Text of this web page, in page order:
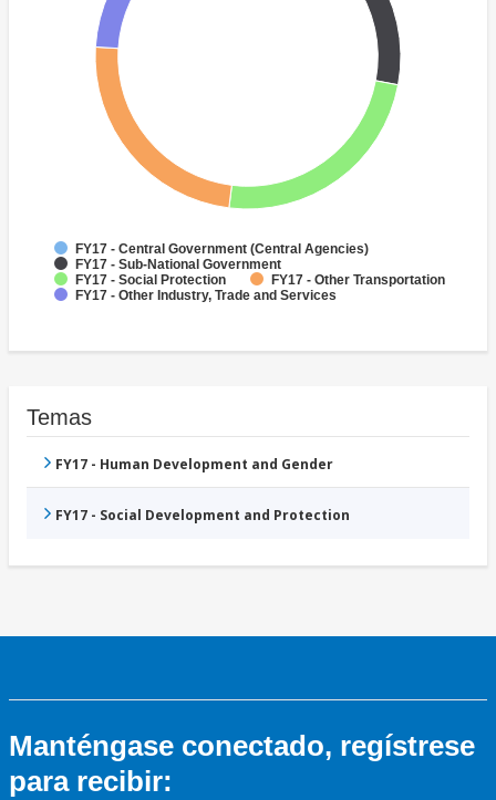
FY17 - Central Government (Central Agencies)
FY17 - Sub-National Government
FY17 - Social Protection
FY17 - Other Transportation
FY17 - Other Industry, Trade and Services
Temas
FY17 - Human Development and Gender
FY17 - Social Development and Protection
Manténgase conectado, regístrese
para recibir: